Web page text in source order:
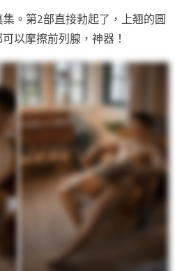
。第2部直接勃起了，上翘的圆
以摩擦前列腺，神器！